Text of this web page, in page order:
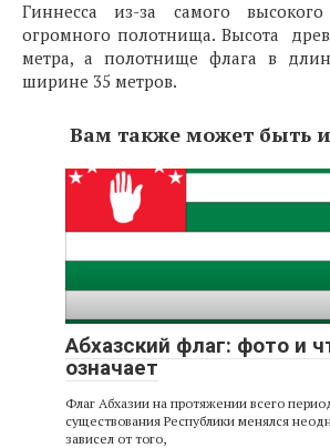
Гиннесса из-за самого
огромного полотнища. Высота
метра, а полотнище флага в
ширине 35 метров.
Вам также может быть
Абхазский флаг: фото и
означает
Флаг Абхазии на протяжении всего
существования Республики менялся
зависел от того,